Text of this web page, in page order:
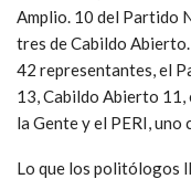
Amplio. 10 del Partido
tres de Cabildo
42 representantes, el
13, Cabildo Abierto
la Gente y el PERI, uno
Lo que los politólogos